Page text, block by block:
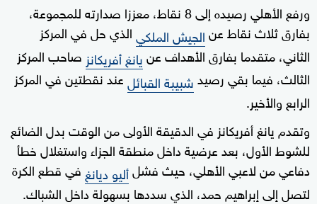
ورفع الأهلي رصيده إلى 8 نقاط، معززا صدارته للمجموعة،
بفارق ثلاث نقاط عنالجيش الملكيالذي حل في المركز
الثاني، متقدما بفارق الأهداف عنيانغ أفريكانز صاحب المركز
الثالث، فيما بقي رصيدشبيبة القبائلعند نقطتين في المركز
الرابع والأخير.
وتقدم يانغ أفريكانز في الدقيقة الأولى من الوقت بدل الضائع
للشوط الأول، بعد عرضية داخل منطقة الجزاء واستغلال خطأ
دفاعي من لاعبي الأهلي، حيث فشلأليو ديانغ في قطع الكرة
لتصل إلى إبراهيم حمد، الذي سددها بسهولة داخل الشباك.